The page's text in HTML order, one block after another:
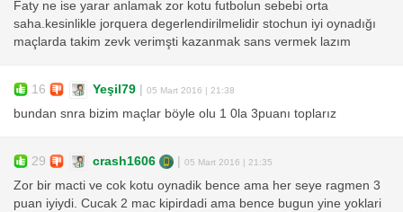
Faty ne ise yarar anlamak zor kotu futbolun sebebi orta
saha.kesinlikle jorquera degerlendirilmelidir stochun iyi oynadığı
maçlarda takim zevk verimşti kazanmak sans vermek lazım
16 Yeşil79 05 Mart 2016 | 21:38
bundan snra bizim maçlar böyle olu 1 0la 3puanı toplarız
29 crash1606 05 Mart 2016 | 21:35
Zor bir macti ve cok kotu oynadik bence ama her seye ragmen 3
puan iyiydi. Cucak 2 mac kipirdadi ama bence bugun yine yoklari